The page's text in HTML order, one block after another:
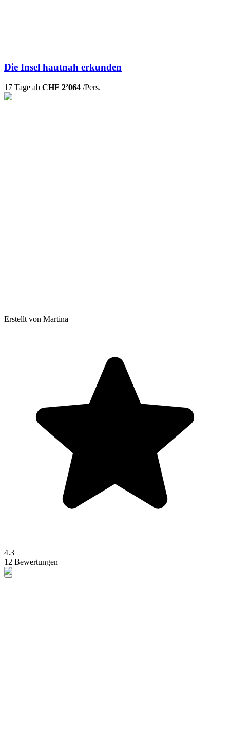
Die Insel hautnah erkunden
17 Tage ab CHF 2’064 /Pers.
Erstellt von Martina
4.3
12 Bewertungen